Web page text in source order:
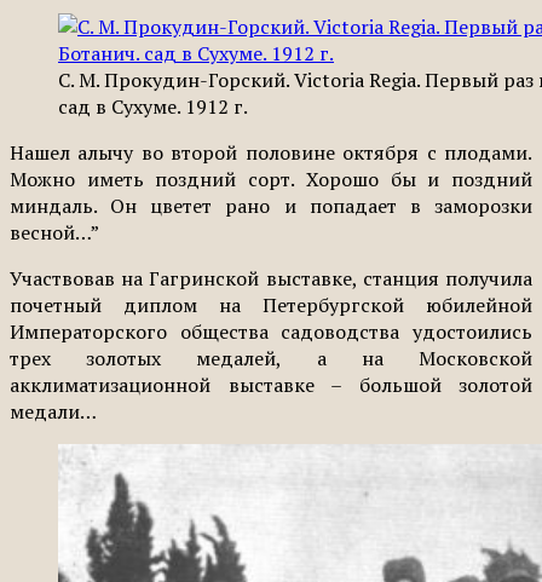
С. М. Прокудин-Горский. Victoria Regia. Первый раз
сад в Сухуме. 1912 г.
Нашел алычу во второй половине октября с плодами.
Можно иметь поздний сорт. Хорошо бы и поздний
миндаль. Он цветет рано и попадает в заморозки
весной…”
Участвовав на Гагринской выставке, станция получила
почетный диплом на Петербургской юбилейной
Императорского общества садоводства удостоились
трех золотых медалей, а на Московской
акклиматизационной выставке – большой золотой
медали…